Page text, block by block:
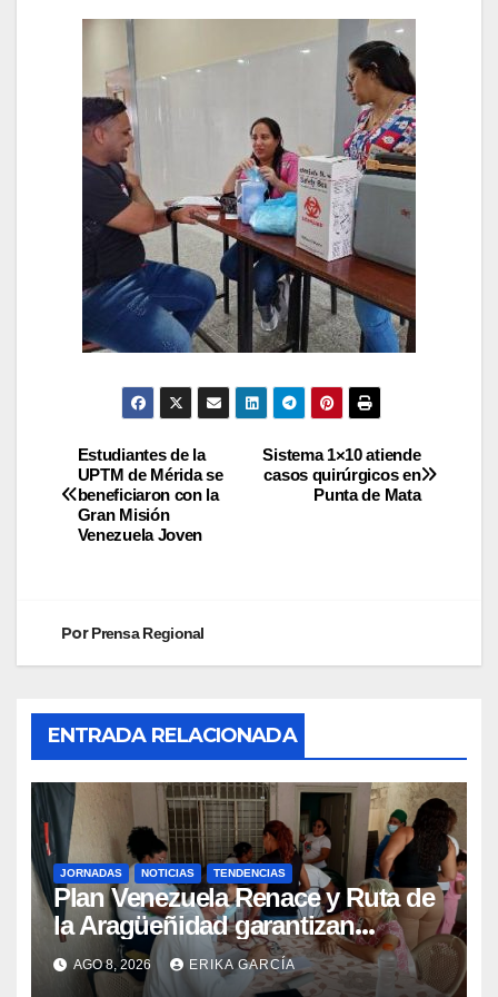
Sistema 1×10 atiende
casos quirúrgicos en
Punta de Mata
Estudiantes de la
UPTM de Mérida se
beneficiaron con la
Gran Misión
Venezuela Joven
PorPrensa Regional
ENTRADA RELACIONADA
JORNADAS NOTICIAS TENDENCIAS
Plan Venezuela Renace y Ruta de
la Aragüeñidad garantizan
atención médica integral en
Aragua
AGO 8, 2026 ERIKA GARCÍA